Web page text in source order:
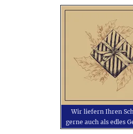
Wir liefern Ihren
gerne auch als edles